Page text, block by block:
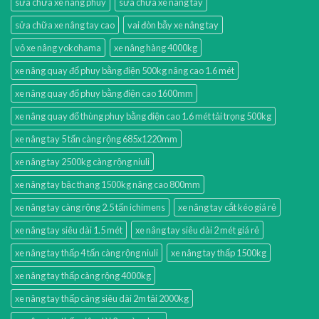
sửa chữa xe nâng phuy
sửa chữa xe nâng tay
sửa chữa xe nâng tay cao
vai đòn bẫy xe nâng tay
vỏ xe nâng yokohama
xe nâng hàng 4000kg
xe nâng quay đổ phuy bằng điện 500kg nâng cao 1.6 mét
xe nâng quay đổ phuy bằng điện cao 1600mm
xe nâng quay đổ thùng phuy bằng điện cao 1.6 mét tải trọng 500kg
xe nâng tay 5 tấn càng rộng 685x1220mm
xe nâng tay 2500kg càng rộng niuli
xe nâng tay bậc thang 1500kg nâng cao 800mm
xe nâng tay càng rộng 2.5 tấn ichimens
xe nâng tay cắt kéo giá rẻ
xe nâng tay siêu dài 1.5 mét
xe nâng tay siêu dài 2 mét giá rẻ
xe nâng tay thấp 4 tấn càng rộng niuli
xe nâng tay thấp 1500kg
xe nâng tay thấp càng rộng 4000kg
xe nâng tay thấp càng siêu dài 2m tải 2000kg